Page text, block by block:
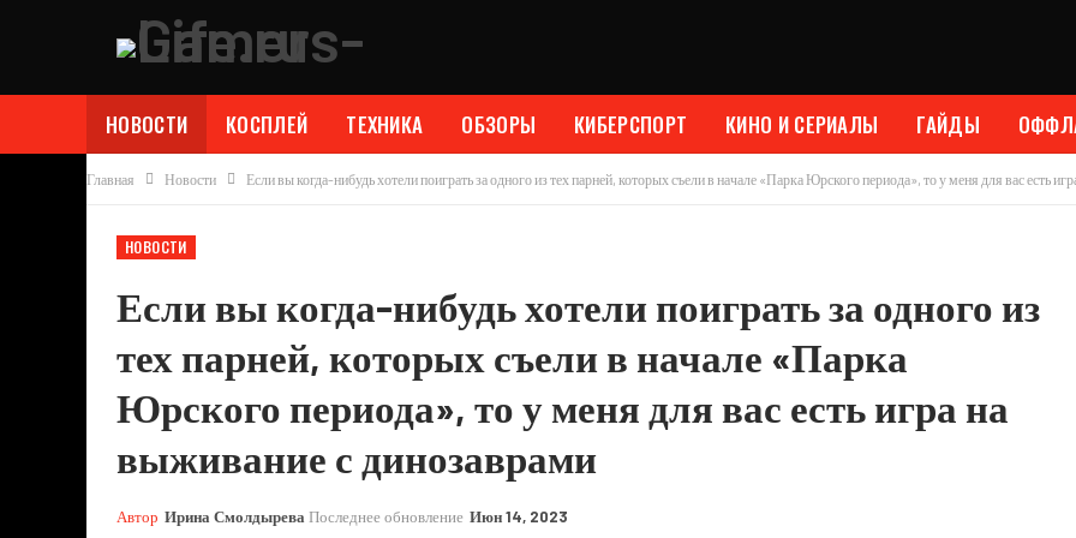
НОВОСТИ КОСПЛЕЙ ТЕХНИКА ОБЗОРЫ КИБЕРСПОРТ КИНО И СЕРИАЛЫ ГАЙДЫ
Главная Новости Если вы когда-нибудь хотели поиграть за одного из тех парней, которых съели в начале «Парка Юрского периода», то у меня для вас есть
НОВОСТИ
Если вы когда-нибудь хотели поиграть за одного из
тех парней, которых съели в начале «Парка
Юрского периода», то у меня для вас есть игра на
выживание с динозаврами
Автор Ирина СмолдыреваПоследнее обновление Июн 14, 2023